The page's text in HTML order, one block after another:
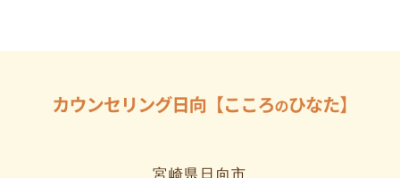
宮崎県日向市